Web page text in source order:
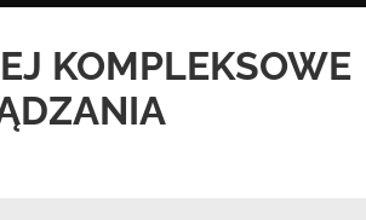
KOMPLEKSOWE